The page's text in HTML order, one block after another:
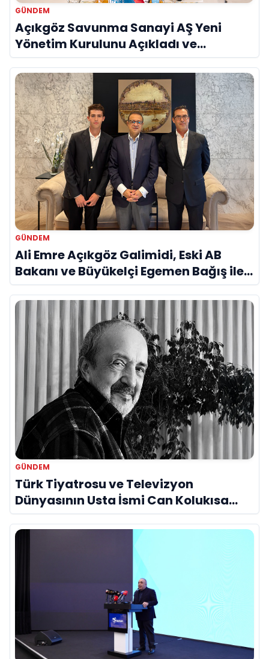
GÜNDEM
Açıkgöz Savunma Sanayi AŞ Yeni
Yönetim Kurulunu Açıkladı ve
Savunma Sanayinde Küresel Vizyon
Vurgusu
GÜNDEM
Ali Emre Açıkgöz Galimidi, Eski AB
Bakanı ve Büyükelçi Egemen Bağış ile
Bir Araya Geldi
GÜNDEM
Türk Tiyatrosu ve Televizyon
Dünyasının Usta İsmi Can Kolukısa
Hayatını Kaybetti